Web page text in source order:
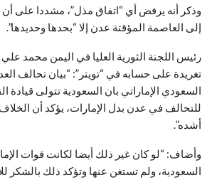
وذكر أنه يرفض أي “اتفاق مذل”، مشددا على
إلى العاصمة المؤقتة عدن إلا “بحدها وحديدها”.
رئيس اللجنة الثورية العليا في اليمن محمد
تغريدة على حسابه في “تويتر”: “بيان تحالف
السعودي الإماراتي بان السعودية تتولى قيادة
للتحالف في عدن بدل الإمارات، يؤكد أن الخلاف
أشده”.
وأضاف: “لو كان غير ذلك أيضا لكانت قوات
السعودية، ولم تستغن عنها وتؤكد ذلك بالشكر